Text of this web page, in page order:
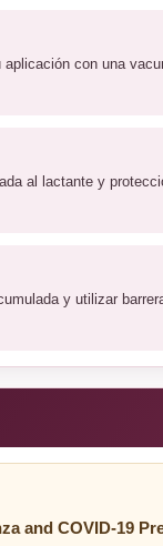
con una
al lactante y
y utilizar
and COVID-19